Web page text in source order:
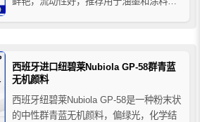
致同色异谱现象的出现。
西班牙进口纽碧莱Nubiola GP-58群青蓝
无机颜料
西班牙纽碧莱Nubiola GP-58是一种粉末状
的中性群青蓝无机颜料，偏绿光，化学结